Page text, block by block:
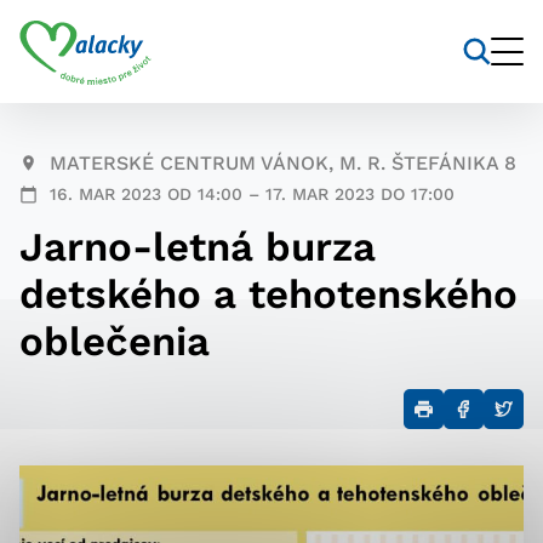
MATERSKÉ CENTRUM VÁNOK, M. R. ŠTEFÁNIKA 8
16. MAR 2023 OD 14:00 – 17. MAR 2023 DO 17:00
Jarno-letná burza
detského a tehotenského
oblečenia
Nastavenie cookies
môžu ukladať informácie o vašej aktivite a
preferenciách. Používajú sa napríklad k tomu, aby si
webový prehliadač zapamätoval Vaše prihlásenie alebo
aby sa uložila Vaša voľba v tomto okne.
Technické súbory cookie sú pre prevádzku nevyhnutné